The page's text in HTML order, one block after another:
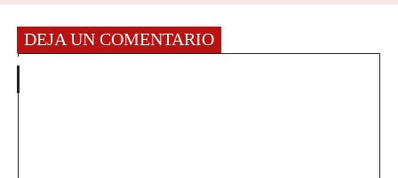
DEJA UN COMENTARIO